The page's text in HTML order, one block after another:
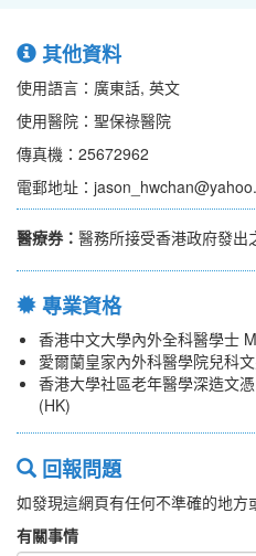
其他資料
使用語言：廣東話, 英文
使用醫院：聖保祿醫院
傳真機：25672962
電郵地址：
醫療券： 醫務所接受香港政府發出
專業資格
香港中文大學內外全科醫學士
愛爾蘭皇家內外科醫學院兒科
香港大學社區老年醫學深造文
(HK)
回報問題
如發現這網頁有任何不準確的地方
有關事情